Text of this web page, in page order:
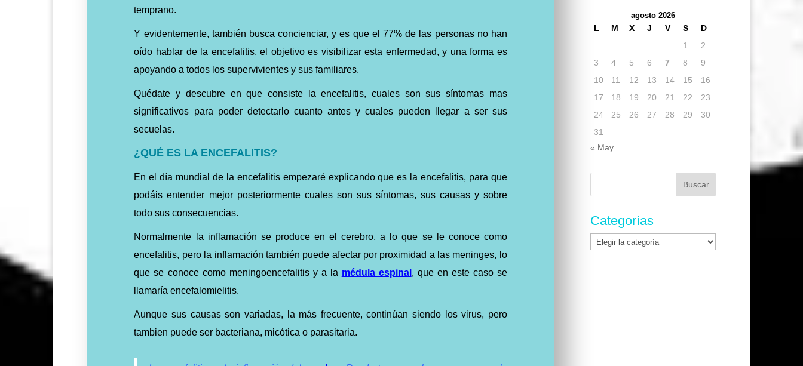
temprano.
Y evidentemente, también busca concienciar, y es que el 77% de las personas no han
oído hablar de la encefalitis, el objetivo es visibilizar esta enfermedad, y una forma es
apoyando a todos los supervivientes y sus familiares.
Quédate y descubre en que consiste la encefalitis, cuales son sus síntomas mas
significativos para poder detectarlo cuanto antes y cuales pueden llegar a ser sus
secuelas.
¿QUÉ ES LA ENCEFALITIS?
En el día mundial de la encefalitis empezaré explicando que es la encefalitis, para que
podáis entender mejor posteriormente cuales son sus síntomas, sus causas y sobre
todo sus consecuencias.
Normalmente la inflamación se produce en el cerebro, a lo que se le conoce como
encefalitis, pero la inflamación también puede afectar por proximidad a las meninges, lo
que se conoce como meningoencefalitis y a la médula espinal , que en este caso se
llamaría encefalomielitis.
Aunque sus causas son variadas, la más frecuente, continúan siendo los virus, pero
tambien puede ser bacteriana, micótica o parasitaria.
agosto 2026
L M X J V S
D
1
2
3
4 5 6 7 8
9
10
11 12 13 14 15
16
17
18 19 20 21 22
23
24
25 26 27 28 29
30
31
« May
Buscar:
Categorías
Categorías